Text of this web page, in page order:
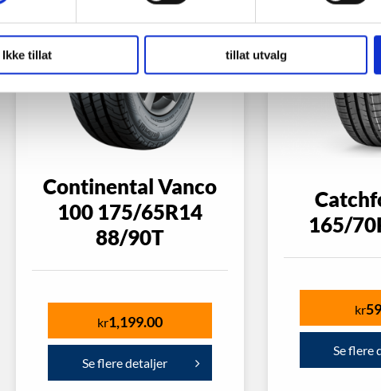
Ikke tillat tillat utvalg
Continental Vanco
100 175/65R14
88/90T
kr1,199.00
Se flere detaljer
165/
kr
Se flere